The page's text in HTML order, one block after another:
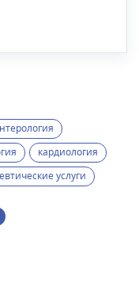
кардиология
услуги